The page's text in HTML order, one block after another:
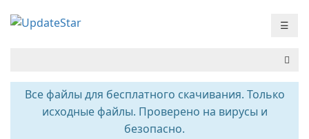
☰
Все файлы для бесплатного скачивания. Только
исходные файлы. Проверено на вирусы и
безопасно.